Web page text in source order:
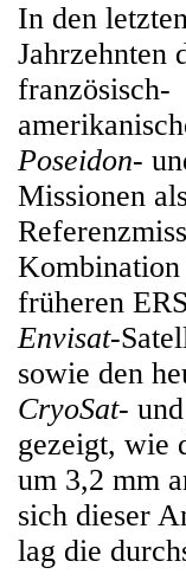
In den
Jahrzehnten
französisch-
Poseidon-
Missionen
früheren
Envisat-
sowie den
CryoSat- und
gezeigt, wie
um 3,2 mm
sich dieser
lag die